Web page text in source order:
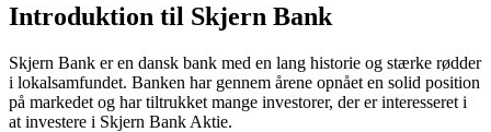
Introduktion til Skjern Bank
Skjern Bank er en dansk bank med en lang historie og stærke rødder
i lokalsamfundet. Banken har gennem årene opnået en solid position
på markedet og har tiltrukket mange investorer, der er interesseret i
at investere i Skjern Bank Aktie.